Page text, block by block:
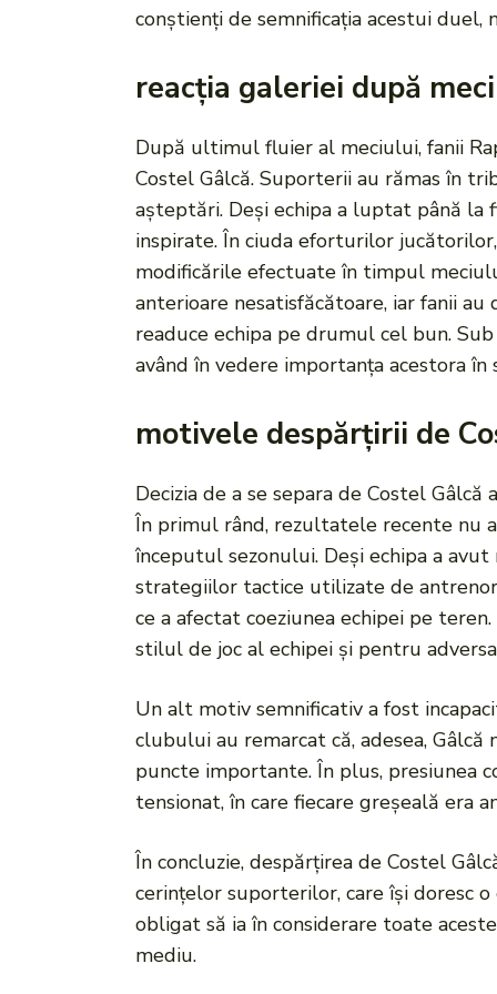
conștienți de semnificația acestui
reacția galeriei după meci
După ultimul fluier al meciului, fanii
Costel Gâlcă. Suporterii au rămas în
așteptări. Deși echipa a luptat până la
inspirate. În ciuda eforturilor
modificările efectuate în timpul
anterioare nesatisfăcătoare, iar fanii
readuce echipa pe drumul cel bun.
având în vedere importanța acestora în
motivele despărțirii de
Decizia de a se separa de Costel
În primul rând, rezultatele recente nu
începutul sezonului. Deși echipa a
strategiilor tactice utilizate de
ce a afectat coeziunea echipei pe
stilul de joc al echipei și pentru
Un alt motiv semnificativ a fost
clubului au remarcat că, adesea,
puncte importante. În plus, presiunea
tensionat, în care fiecare greșeală era
În concluzie, despărțirea de Costel
cerințelor suporterilor, care își doresc
obligat să ia în considerare toate
mediu.